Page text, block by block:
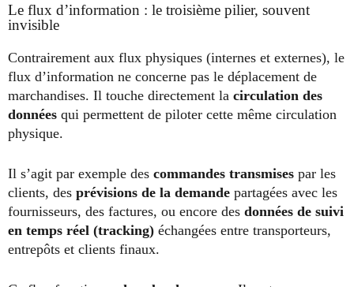
Le flux d’information : le troisième pilier, souvent
invisible
Contrairement aux flux physiques (internes et externes), le
flux d’information ne concerne pas le déplacement de
marchandises. Il touche directement la circulation des
données qui permettent de piloter cette même circulation
physique.
Il s’agit par exemple des commandes transmises par les
clients, des prévisions de la demande partagées avec les
fournisseurs, des factures, ou encore des données de suivi
en temps réel (tracking) échangées entre transporteurs,
entrepôts et clients finaux.